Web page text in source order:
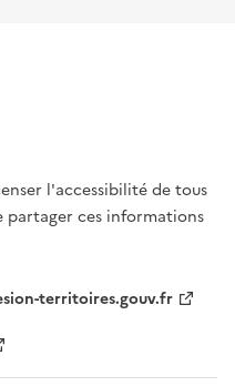
l'accessibilité de tous
partager ces informations
territoires.gouv.fr